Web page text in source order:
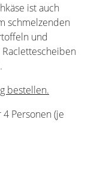
ist auch
schmelzenden
und
bestellen.
Personen (je